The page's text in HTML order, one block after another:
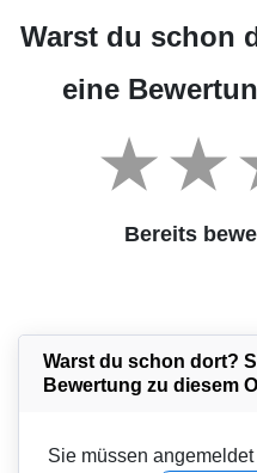
Warst du schon
eine
Bereits
Warst du schon dort?
Bewertung zu diesem
Sie müssen